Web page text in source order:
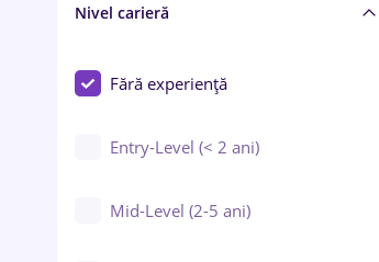
Educație / Training / Arte
Nivel carieră
Fără experiență
Entry-Level (< 2 ani)
Mid-Level (2-5 ani)